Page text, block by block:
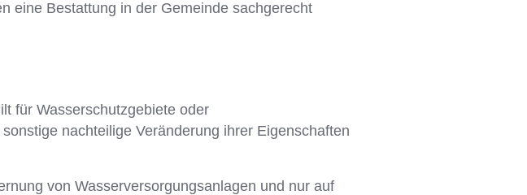
eine Bestattung in der Gemeinde sachgerecht
für Wasserschutzgebiete oder
nachteilige Veränderung ihrer Eigenschaften
von Wasserversorgungsanlagen und nur auf